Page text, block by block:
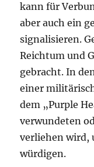
kann für
aber auch ein
signalisieren.
Reichtum und
gebracht. In
einer
dem „Purple
verwundeten
verliehen wird,
würdigen.